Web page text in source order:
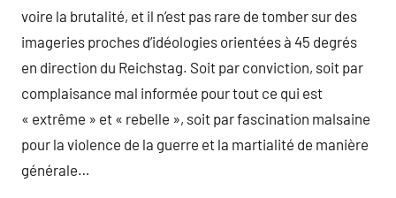
voire la brutalité, et il n’est pas rare de tomber sur des
imageries proches d’idéologies orientées à 45 degrés
en direction du Reichstag. Soit par conviction, soit par
complaisance mal informée pour tout ce qui est
« extrême » et « rebelle », soit par fascination malsaine
pour la violence de la guerre et la martialité de manière
générale…